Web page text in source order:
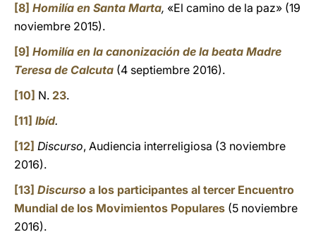
[8] Homilía en Santa Marta, «El camino de la paz» (19
noviembre 2015).
[9] Homilía en la canonización de la beata Madre
Teresa de Calcuta (4 septiembre 2016).
[10] N. 23.
[11] Ibíd.
[12] Discurso, Audiencia interreligiosa (3 noviembre
2016).
[13] Discurso a los participantes al tercer Encuentro
Mundial de los Movimientos Populares (5 noviembre
2016).